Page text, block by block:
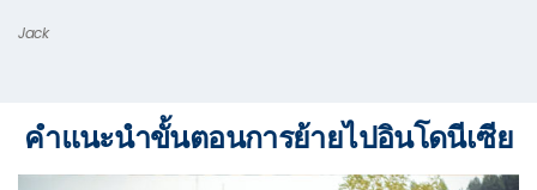
Jack
คำแนะนำขั้นตอนการย้ายไปอินโดนีเซีย